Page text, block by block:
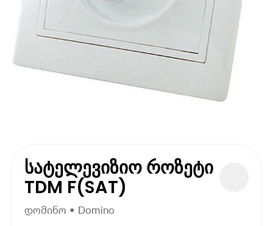
სატელევიზიო როზეტი
TDM F(SAT)
დომინო • Domino